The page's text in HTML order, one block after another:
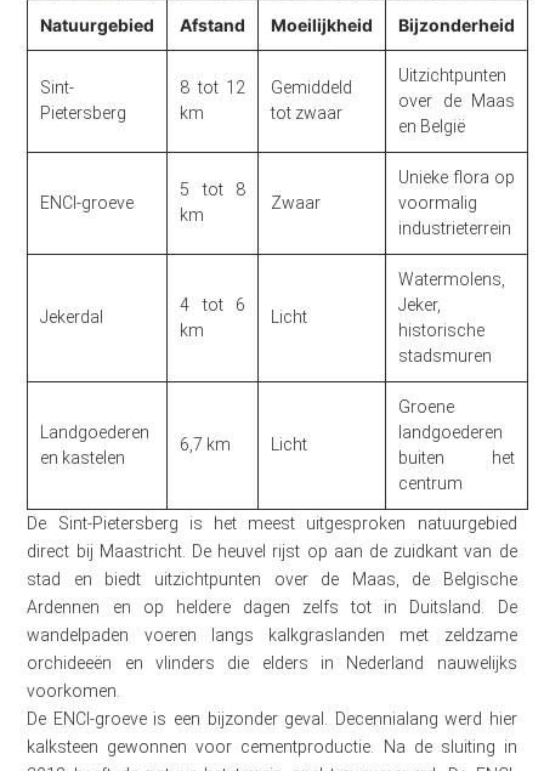
Natuurgebied Afstand Moeilijkheid Bijzonderheid
Sint-
Pietersberg
8 tot 12
km
Gemiddeld
tot zwaar
Uitzichtpunten
over de Maas
en België
ENCI-groeve
5 tot 8
km
Zwaar
Unieke flora op
voormalig
industrieterrein
Jekerdal
4 tot 6
km
Licht
Watermolens,
Jeker,
historische
stadsmuren
Landgoederen
en kastelen
6,7 km Licht
Groene
landgoederen
buiten het
centrum
De Sint-Pietersberg is het meest uitgesproken natuurgebied
direct bij Maastricht. De heuvel rijst op aan de zuidkant van de
stad en biedt uitzichtpunten over de Maas, de Belgische
Ardennen en op heldere dagen zelfs tot in Duitsland. De
wandelpaden voeren langs kalkgraslanden met zeldzame
orchideeën en vlinders die elders in Nederland nauwelijks
voorkomen.
De ENCI-groeve is een bijzonder geval. Decennialang werd hier
kalksteen gewonnen voor cementproductie. Na de sluiting in